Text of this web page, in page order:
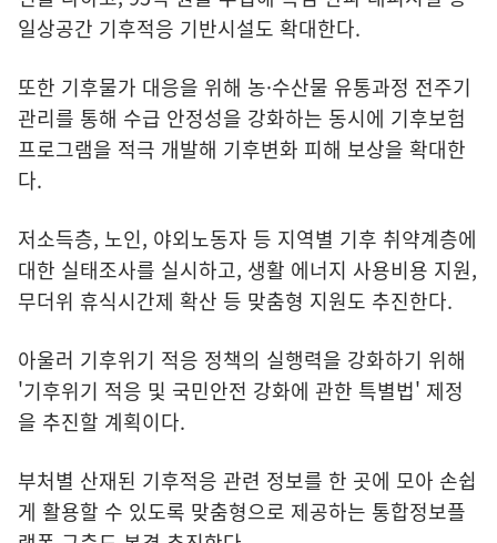
일상공간 기후적응 기반시설도 확대한다.
또한 기후물가 대응을 위해 농·수산물 유통과정 전주기
관리를 통해 수급 안정성을 강화하는 동시에 기후보험
프로그램을 적극 개발해 기후변화 피해 보상을 확대한
다.
저소득층, 노인, 야외노동자 등 지역별 기후 취약계층에
대한 실태조사를 실시하고, 생활 에너지 사용비용 지원,
무더위 휴식시간제 확산 등 맞춤형 지원도 추진한다.
아울러 기후위기 적응 정책의 실행력을 강화하기 위해
'기후위기 적응 및 국민안전 강화에 관한 특별법' 제정
을 추진할 계획이다.
부처별 산재된 기후적응 관련 정보를 한 곳에 모아 손쉽
게 활용할 수 있도록 맞춤형으로 제공하는 통합정보플